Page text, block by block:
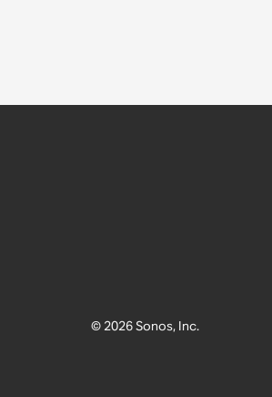
© 2026 Sonos, Inc.